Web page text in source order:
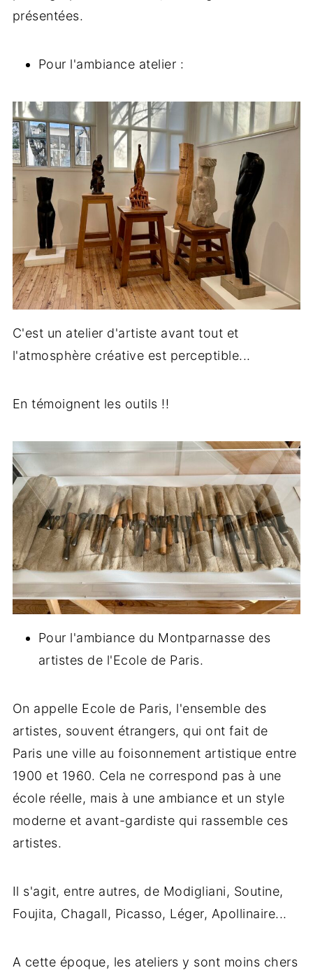
présentées.
Pour l'ambiance atelier :
C'est un atelier d'artiste avant tout et
l'atmosphère créative est perceptible...
En témoignent les outils !!
Pour l'ambiance du Montparnasse des
artistes de l'Ecole de Paris.
On appelle Ecole de Paris, l'ensemble des
artistes, souvent étrangers, qui ont fait de
Paris une ville au foisonnement artistique entre
1900 et 1960. Cela ne correspond pas à une
école réelle, mais à une ambiance et un style
moderne et avant-gardiste qui rassemble ces
artistes.
Il s'agit, entre autres, de Modigliani, Soutine,
Foujita, Chagall, Picasso, Léger, Apollinaire...
A cette époque, les ateliers y sont moins chers